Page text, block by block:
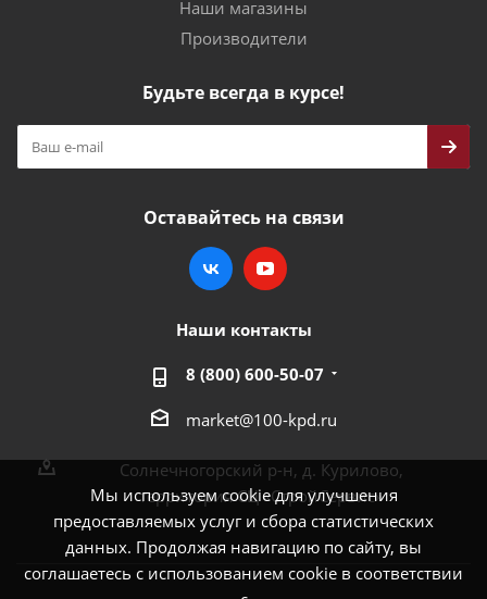
Мы используем cookie для улучшения
предоставляемых услуг и сбора статистических
данных. Продолжая навигацию по сайту, вы
соглашаетесь с использованием cookie в соответствии
Наши магазины
Производители
Будьте всегда в курсе!
Оставайтесь на связи
Наши контакты
8 (800) 600-50-07
market@100-kpd.ru
Солнечногорский р-н, д. Курилово,
территория СЦ «СтройСервис»